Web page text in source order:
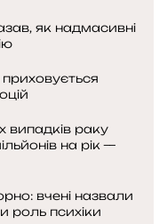
як надмасивні
випадків раку
на рік —
вчені назвали
роль психіки